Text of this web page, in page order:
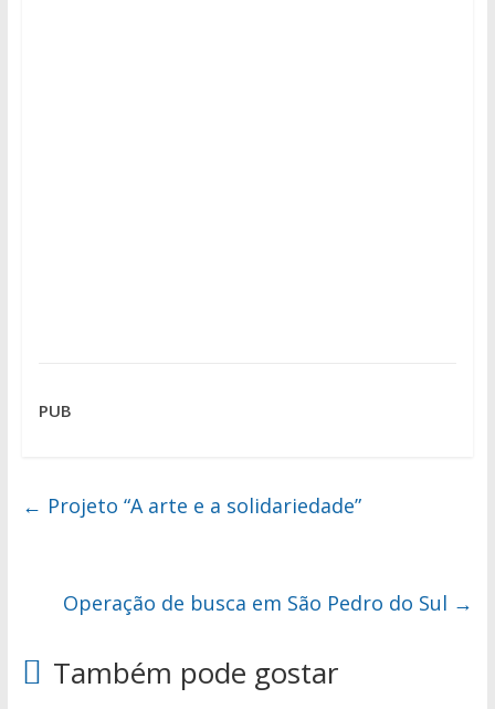
PUB
← Projeto “A arte e a solidariedade”
Operação de busca em São Pedro do Sul →
Também pode gostar